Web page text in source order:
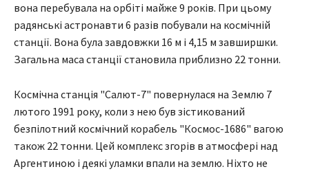
вона перебувала на орбіті майже 9 років. При цьому
радянські астронавти 6 разів побували на космічній
станції. Вона була завдовжки 16 м і 4,15 м завширшки.
Загальна маса станції становила приблизно 22 тонни.
Космічна станція "Салют-7" повернулася на Землю 7
лютого 1991 року, коли з нею був зістикований
безпілотний космічний корабель "Космос-1686" вагою
також 22 тонни. Цей комплекс згорів в атмосфері над
Аргентиною і деякі уламки впали на землю. Ніхто не